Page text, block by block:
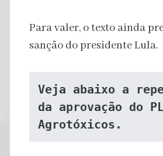
Para valer, o texto ainda
sanção do presidente Lula.
Veja abaixo a
da aprovação do
Agrotóxicos.